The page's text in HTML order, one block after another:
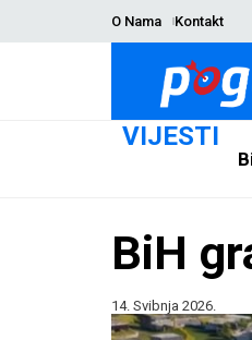
O Nama Kontakt
VIJESTI
BiH
14. Svibnja 2026.